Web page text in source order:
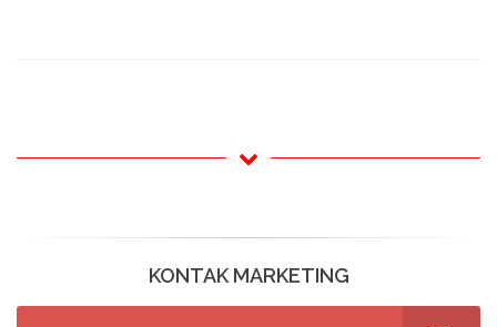
KONTAK MARKETING